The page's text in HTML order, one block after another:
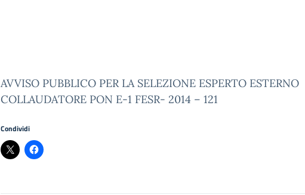
AVVISO PUBBLICO PER LA SELEZIONE ESPERTO ESTERNO
COLLAUDATORE PON E-1 FESR- 2014 – 121
Condividi